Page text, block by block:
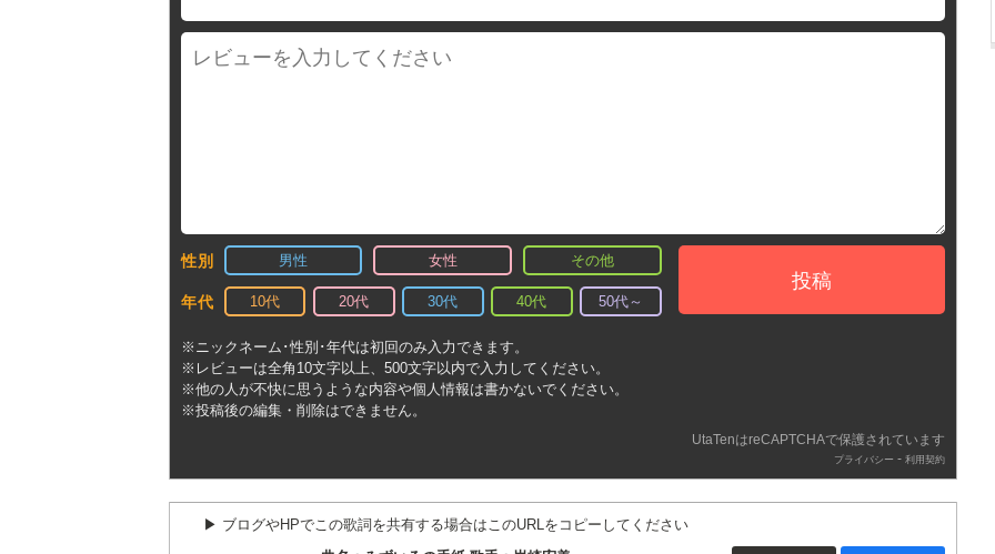
性別 男性 女性 その他
年代 10代 20代 30代 40代 50代～
投稿
※ニックネーム･性別･年代は初回のみ入力できます。
※レビューは全角10文字以上、500文字以内で入力してください。
※他の人が不快に思うような内容や個人情報は書かないでください。
※投稿後の編集・削除はできません。
UtaTenはreCAPTCHAで保護されています
プライバシー - 利用契約
▶︎ ブログやHPでこの歌詞を共有する場合はこのURLをコピーしてください